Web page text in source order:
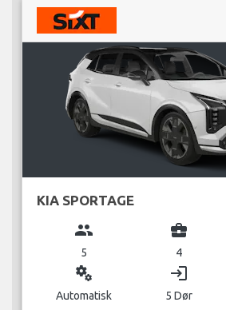
KIA SPORTAGE
group
5
business_center
4
miscellaneous_services
Automatisk
login
5 Dør